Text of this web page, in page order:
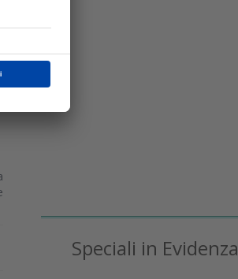
Speciali in Evidenza